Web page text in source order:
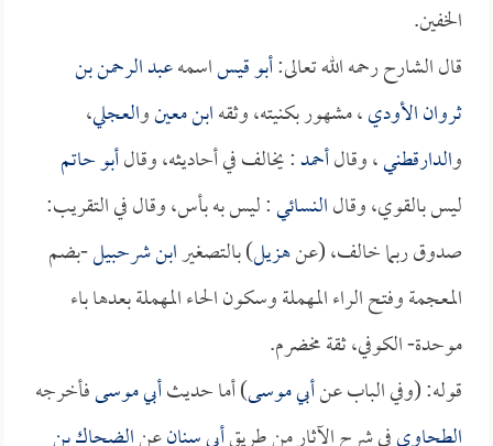
الخفين.
قال الشارح رحمه الله تعالى:أبو قيساسمهعبد الرحمن بن
ثروان الأودي، مشهور بكنيته، وثقهابن معينوالعجلي،
والدارقطني، وقالأحمد: يخالف في أحاديثه، وقالأبو حاتم
ليس بالقوي، وقالالنسائي: ليس به بأس، وقال في التقريب:
صدوق ربما خالف، (عنهزيل) بالتصغيرابن شرحبيل-بضم
المعجمة وفتح الراء المهملة وسكون الحاء المهملة بعدها باء
موحدة- الكوفي، ثقة مخضرم.
قوله: (وفي الباب عنأبي موسى) أما حديثأبي موسىفأخرجه